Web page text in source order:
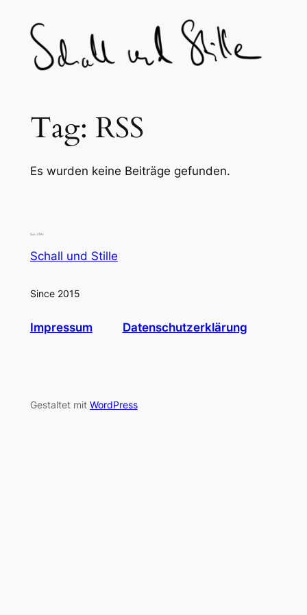
content
Tag: RSS
Es wurden keine Beiträge gefunden.
Schall und Stille
Since 2015
Impressum Datenschutzerklärung
Gestaltet mit WordPress